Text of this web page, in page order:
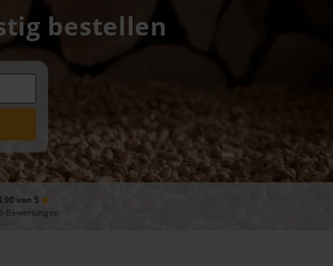
bestellen
von 5
Bewertungen